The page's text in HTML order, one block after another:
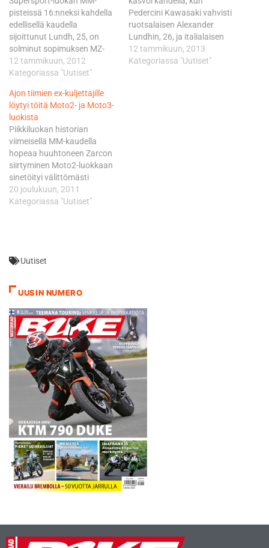
pisteissä 16:nneksi kahdella
edellisellä kaudella
sijoittunut Lundh, 25, on
solminut sopimuksen MZ-
tiimin kanssa. MZ ajatti viime
kaudella Moto2-luokassa
kuninkuusluokkaan
siirtynyttä Anthony Westia ja
saksalaista Max
Neukirchneria. MotoGP-
sarjassa ei ole nähty
ruotsalaiskuljettajaa
aikoihin. Edellinen, täyden
MM-kauden kurvaillut
ruotsalaiskuski oli Johan
"Stiggy" Stigefelt, joka ajoi
12 tammikuun, 2012
Kategoriassa "Uutiset"
Pedercini Kawasaki vahvisti
ruotsalaisen Alexander
Lundhin, 26, ja italialaisen
Federico Sandin, 23,
kilpailevan alkavalla kaudella
12 tammikuun, 2013
Kategoriassa "Uutiset"
Ajon tiimien ex-kuljettajille
löytyi töitä Moto2- ja Moto3-
luokista
Piikkiluokan historian
viimeisellä MM-kaudella
hopeaa huuhtoneen Zarcon
siirtyminen Moto2-luokkaan
sinetöityi välittömästi
viimeisen MM-osakilpailun
jälkeen Valenciassa. Zarco
kaudella loppupisteissä
myös kuninkuusluokasta
kokemusta omaavan
sanmarinolaisen Alex de
Angelisin. Lopullisen
läpimurtonsa
suomalaistallin riveissä
ajoittain aggressiivisestikin
puhkonut Zarco saa
tiimikaverikseen todella
mielenkiintoisen…
20 joulukuun, 2011
Kategoriassa "Uutiset"
Uutiset
UUSIN NUMERO